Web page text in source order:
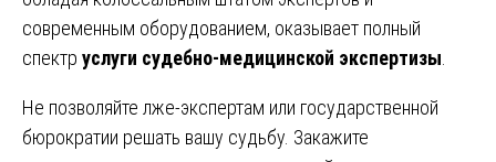
современным оборудованием, оказывает полный
спектр услуги судебно-медицинской экспертизы
Не позволяйте лже-экспертам или государственной
бюрократии решать вашу судьбу. Закажите